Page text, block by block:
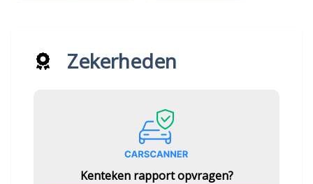
Zekerheden
Kenteken rapport opvragen?